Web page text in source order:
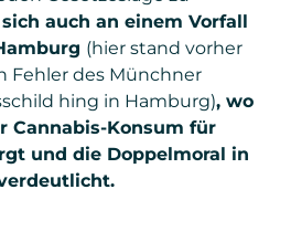
auch an einem Vorfall
(hier stand vorher
Fehler des Münchner
hing in Hamburg), wo
Cannabis-Konsum für
und die Doppelmoral in